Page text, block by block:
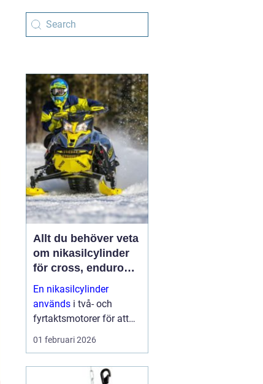
Allt du behöver veta
om nikasilcylinder
för cross, enduro
och skoter
En nikasilcylinder
används i två- och
fyrtaktsmotorer för att
ge längre livslängd,
cylindern beläggs med
01 februari 2026